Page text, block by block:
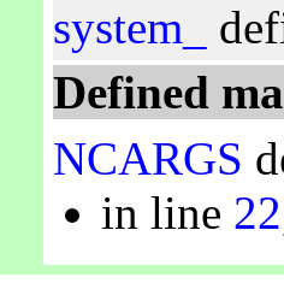
system_
Defined
NCARGS
in line 22